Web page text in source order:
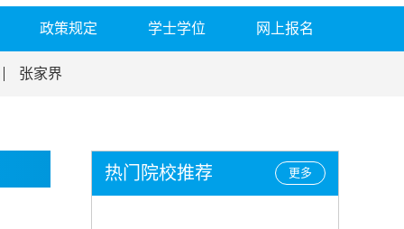
政策规定 学士学位 网上报名
张家界
更多
热门院校推荐